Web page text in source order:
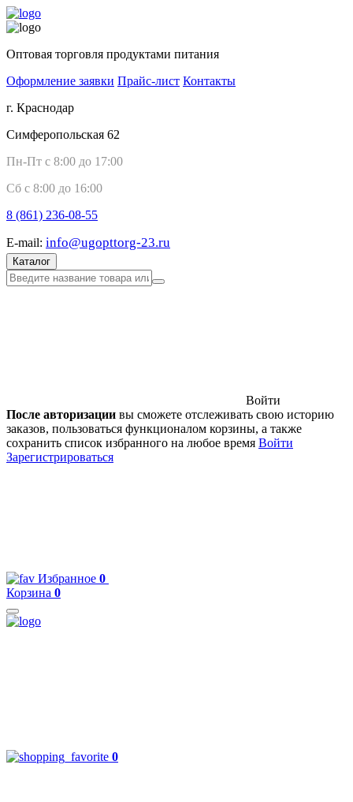
Оптовая торговля продуктами питания
Оформление заявки Прайс-лист Контакты
г. Краснодар
Симферопольская 62
Пн-Пт с 8:00 до 17:00
Сб с 8:00 до 16:00
8 (861) 236-08-55
E-mail: info@ugopttorg-23.ru
Каталог
Войти
После авторизации вы сможете отслеживать свою историю
заказов, пользоваться функционалом корзины, а также
сохранить список избранного на любое время Войти
Зарегистрироваться
Избранное 0
Корзина 0
0